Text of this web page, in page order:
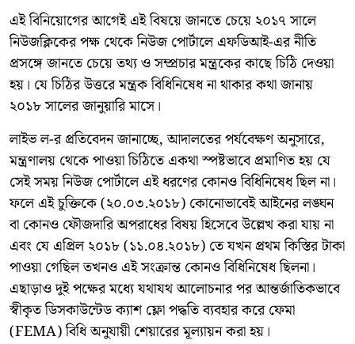
এই বিনিয়োগের আগেই এই বিষয়ে জানতে চেয়ে ২০১৭ সালে
নিউজক্লিকের পক্ষ থেকে নিউজ পোর্টালে এফডিআই-এর নীতি
প্রসঙ্গে জানতে চেয়ে তথ্য ও সম্প্রচার মন্ত্রকের কাছে চিঠি দেওয়া
হয়। যে চিঠির উত্তরে মন্ত্রক বিধিনিষেধ না থাকার কথা জানায়
২০১৮ সালের জানুয়ারি মাসে।
লাইভ ল-র প্রতিবেদন জানাচ্ছে, আদালতের পর্যবেক্ষণ অনুসারে,
মন্ত্রণালয় থেকে পাওয়া চিঠিতে একথা স্পষ্টভাবে প্রমাণিত হয় যে
সেই সময় নিউজ পোর্টালে এই ধরণের কোনও বিধিনিষেধ ছিল না।
ফলে এই চুক্তিকে (২০.০৩.২০১৮) কোনোভাবেই আইনের লঙ্ঘন
বা কোনও ফৌজদারি অপরাধের বিষয় হিসেবে উল্লেখ করা যায় না
এবং যে এপ্রিল ২০১৮ (১১.০৪.২০১৮) তে যখন প্রথম কিস্তির টাকা
পাওয়া গেছিল তখনও এই সংক্রান্ত কোনও বিধিনিষেধ ছিলনা।
এছাড়াও দুই পক্ষের মধ্যে যথাযথ আলোচনার পর আন্তর্জাতিকভাবে
স্বীকৃত ডিসকাউন্টেড ক্যাশ ফ্লো পদ্ধতি ব্যবহার করে ফেমা
(FEMA) বিধি অনুযায়ী শেয়ারের মূল্যায়ন করা হয়।